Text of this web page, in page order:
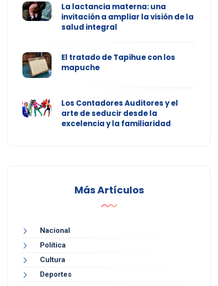
La lactancia materna: una
invitación a ampliar la visión de la
salud integral
El tratado de Tapihue con los
mapuche
Los Contadores Auditores y el
arte de seducir desde la
excelencia y la familiaridad
Más Artículos
Nacional
Política
Cultura
Deportes